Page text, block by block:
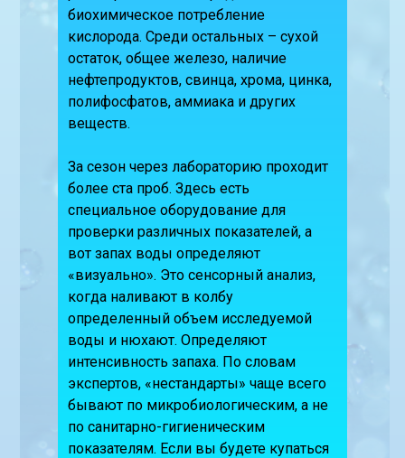
биохимическое потребление
кислорода. Среди остальных – сухой
остаток, общее железо, наличие
нефтепродуктов, свинца, хрома, цинка,
полифосфатов, аммиака и других
веществ.
За сезон через лабораторию проходит
более ста проб. Здесь есть
специальное оборудование для
проверки различных показателей, а
вот запах воды определяют
«визуально». Это сенсорный анализ,
когда наливают в колбу
определенный объем исследуемой
воды и нюхают. Определяют
интенсивность запаха. По словам
экспертов, «нестандарты» чаще всего
бывают по микробиологическим, а не
по санитарно-гигиеническим
показателям. Если вы будете купаться